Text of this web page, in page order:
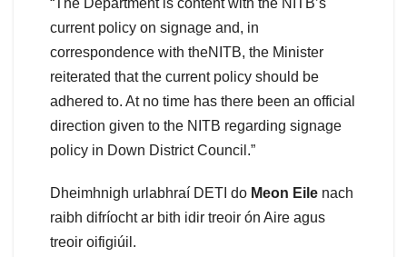
“The Department is content with the NITB’s
current policy on signage and, in
correspondence with theNITB, the Minister
reiterated that the current policy should be
adhered to. At no time has there been an official
direction given to the NITB regarding signage
policy in Down District Council.”
Dheimhnigh urlabhraí DETI do Meon Eile nach
raibh difríocht ar bith idir treoir ón Aire agus
treoir oifigiúil.